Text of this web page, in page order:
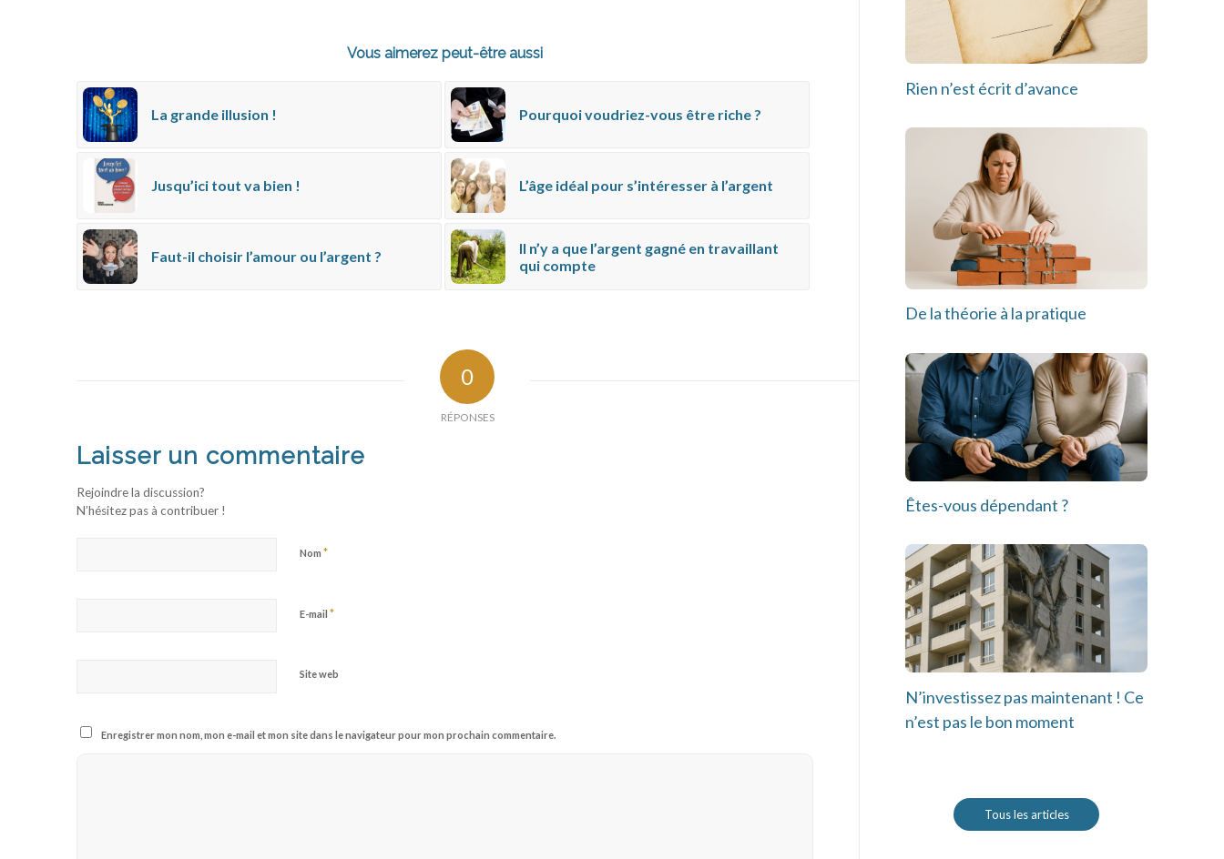
Vous aimerez peut-être aussi
La grande illusion ! Pourquoi voudriez-vous être riche ?
Jusqu’ici tout va bien ! L’âge idéal pour s’intéresser à l’argent
Faut-il choisir l’amour ou l’argent ?
Il n’y a que l’argent gagné en travaillant
qui compte
0
RÉPONSES
Laisser un commentaire
Rejoindre la discussion?
N’hésitez pas à contribuer !
Nom *
E-mail *
Site web
Enregistrer mon nom, mon e-mail et mon site dans le navigateur pour mon prochain commentaire.
Rien n’est écrit d’avance
De la théorie à la pratique
Êtes-vous dépendant ?
N’investissez pas maintenant ! Ce
n’est pas le bon moment
Tous les articles